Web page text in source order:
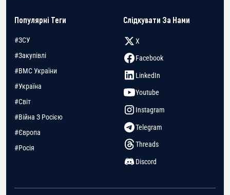
Популярні Теги
#ЗСУ
#Закупівлі
#ВМС України
#Україна
#Світ
#Війна З Росією
#Європа
#Росія
Слідкувати За Нами
X
Facebook
LinkedIn
Youtube
Instagram
Telegram
Threads
Discord